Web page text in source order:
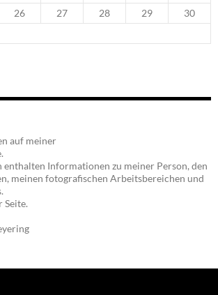
26 27 28 29
30
auf meiner
enthalten Informationen zu meiner Person, den
meinen fotografischen Arbeitsbereichen und
Seite.